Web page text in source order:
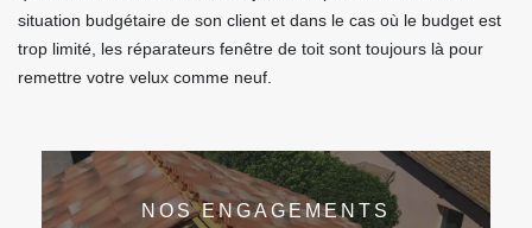
situation budgétaire de son client et dans le cas où le budget est
trop limité, les réparateurs fenêtre de toit sont toujours là pour
remettre votre velux comme neuf.
NOS ENGAGEMENTS